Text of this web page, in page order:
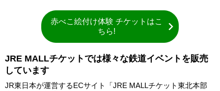
赤べこ絵付け体験 チケットはこ
ちら!
JRE MALLチケットでは様々な鉄道イベントを販売
しています
JR東日本が運営するECサイト「JRE MALLチケット東北本部